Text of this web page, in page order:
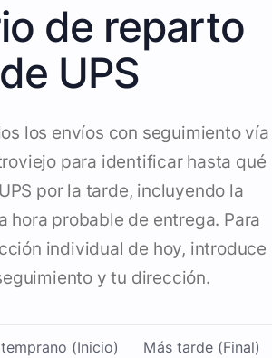
de reparto
de UPS
los envíos con seguimiento vía
para identificar hasta qué
por la tarde, incluyendo la
hora probable de entrega. Para
individual de hoy, introduce
y tu dirección.
(Inicio) Más tarde (Final)